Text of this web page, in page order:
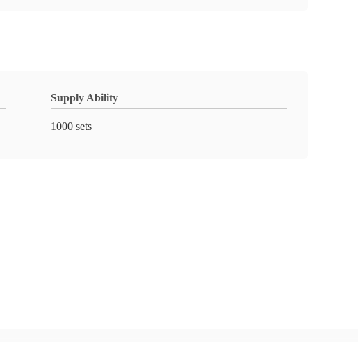
Supply Ability
1000 sets